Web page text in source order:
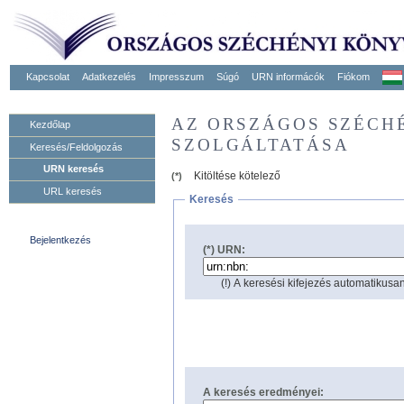
Kapcsolat Adatkezelés Impresszum Súgó URN informácók Fiókom
Kezdőlap
Keresés/Feldolgozás
URN keresés
URL keresés
Bejelentkezés
AZ ORSZÁGOS
SZOLGÁLTATÁSA
(*)
Kitöltése kötelező
Keresés
(*) URN:
(!) A keresési kifejezés
A keresés eredményei: